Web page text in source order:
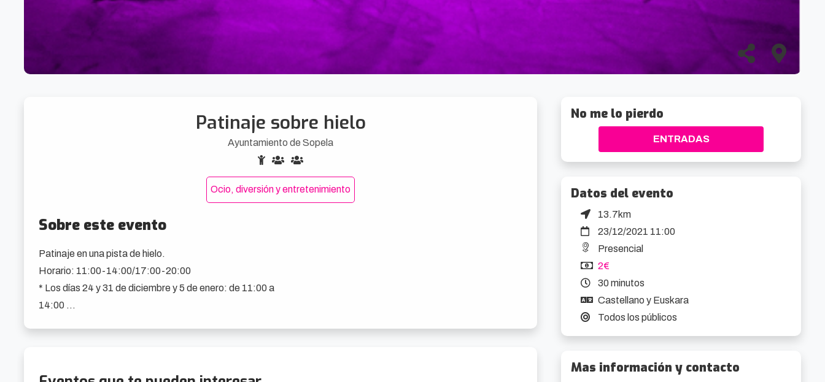
Patinaje sobre hielo
Ayuntamiento de Sopela
Ocio, diversión y entretenimiento
Sobre este evento
Patinaje en una pista de hielo.
Horario: 11:00-14:00/17:00-20:00
* Los días 24 y 31 de diciembre y 5 de enero: de 11:00 a
14:00
- Para los días del 30 al 5, inscripciones a partir del 21
No me lo pierdo
ENTRADAS
Datos del evento
13.7km
23/12/2021 11:00
Presencial
2€
30 minutos
Castellano y Euskara
Todos los públicos
Mas información y contacto